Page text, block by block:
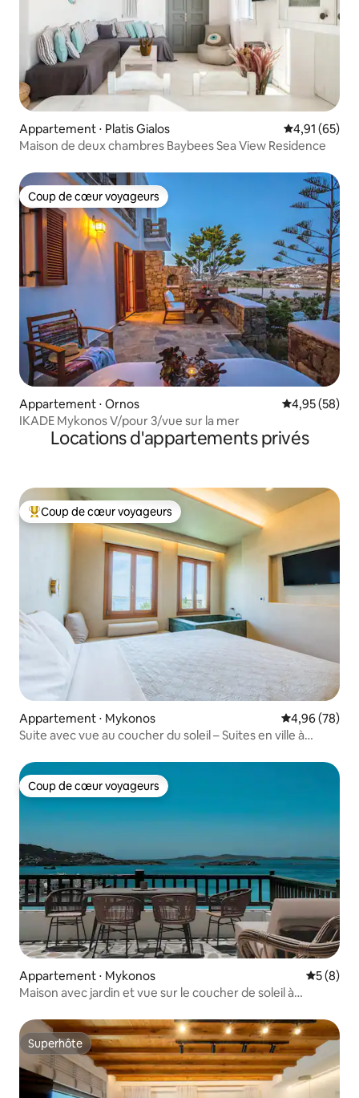
Appartement ⋅ Platis Gialos Évaluation
4,91 (65)
Maison de deux chambres Baybees Sea View Residence
Coup de cœur voyageurs
Coup de cœur voyageurs
Appartement ⋅ Ornos Évaluation
4,95 (58)
IKADE Mykonos V/pour 3/vue sur la mer
Locations d'appartements privés
Coups de cœur voyageurs les plus appréciés
Coup de cœur voyageurs
Appartement ⋅ Mykonos Évaluation
4,96 (78)
Suite avec vue au coucher du soleil – Suites en ville à
Coup de cœur voyageurs
Coup de cœur voyageurs
Appartement ⋅ Mykonos
5 (8)
Maison avec jardin et vue sur le coucher de soleil à
Superhôte
Superhôte